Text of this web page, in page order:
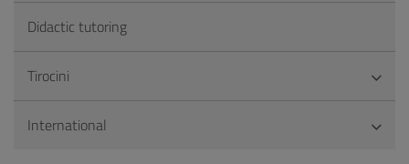
Didactic tutoring
Tirocini
International